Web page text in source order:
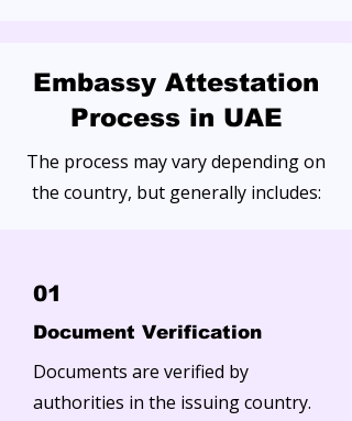
Embassy Attestation
Process in UAE
The process may vary depending on
the country, but generally includes:
01
Document Verification
Documents are verified by
authorities in the issuing country.